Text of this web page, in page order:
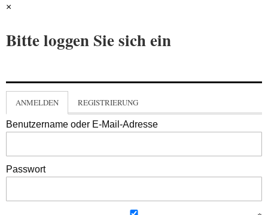
×
Bitte loggen Sie sich ein
ANMELDEN REGISTRIERUNG
Benutzername oder E-Mail-Adresse
Passwort